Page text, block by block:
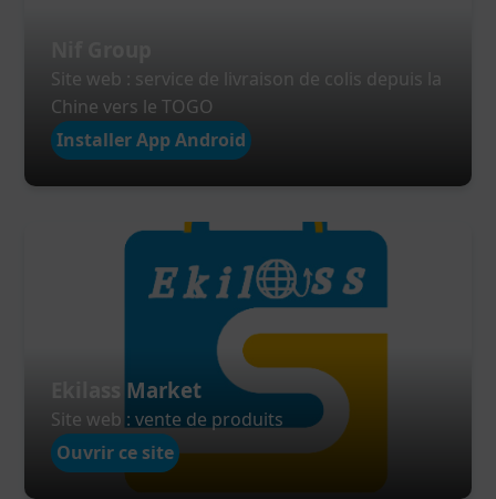
Site web : service de livraison de colis depuis la
Chine vers le TOGO
Installer App Android
Ekilass Market
Site web : vente de produits
Ouvrir ce site